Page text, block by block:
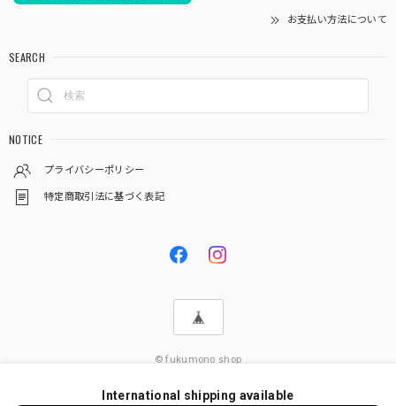
お支払い方法について
SEARCH
NOTICE
プライバシーポリシー
特定商取引法に基づく表記
© fukumono shop
International shipping available